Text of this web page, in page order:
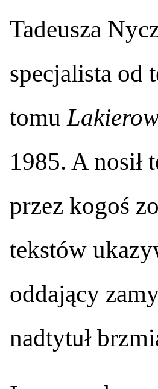
Tadeusza
specjalista od
tomu
1985. A nosił
przez kogoś
tekstów
oddający
nadtytuł